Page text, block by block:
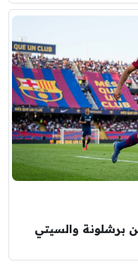
برشلونة والسيتي